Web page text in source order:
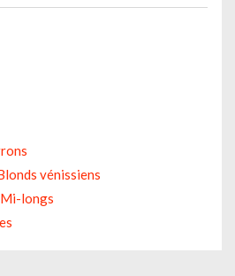
vénissiens
Mi-longs